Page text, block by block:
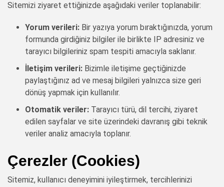
Sitemizi ziyaret ettiğinizde aşağıdaki veriler toplanabilir:
Yorum verileri: Bir yazıya yorum bıraktığınızda, yorum
formunda girdiğiniz bilgiler ile birlikte IP adresiniz ve
tarayıcı bilgileriniz spam tespiti amacıyla saklanır.
İletişim verileri: Bizimle iletişime geçtiğinizde
paylaştığınız ad ve mesaj bilgileri yalnızca size geri
dönüş yapmak için kullanılır.
Otomatik veriler: Tarayıcı türü, dil tercihi, ziyaret
edilen sayfalar ve site üzerindeki davranış gibi teknik
veriler analiz amacıyla toplanır.
Çerezler (Cookies)
Sitemiz, kullanıcı deneyimini iyileştirmek, tercihlerinizi